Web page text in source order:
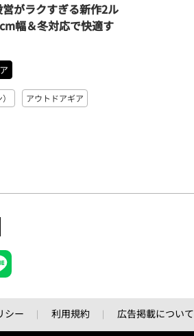
営がラクすぎる新作2ル
幅＆冬対応で快適す
アウトドアギア
シー 利用規約 広告掲載について